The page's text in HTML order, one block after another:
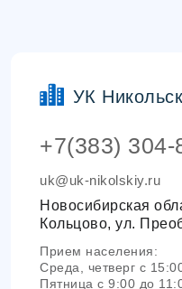
УК
+7(383) 304-
uk@uk-nikolskiy.ru
Новосибирская
Кольцово, ул.
Прием населения:
Среда, четверг с
Пятница с 9:00 до